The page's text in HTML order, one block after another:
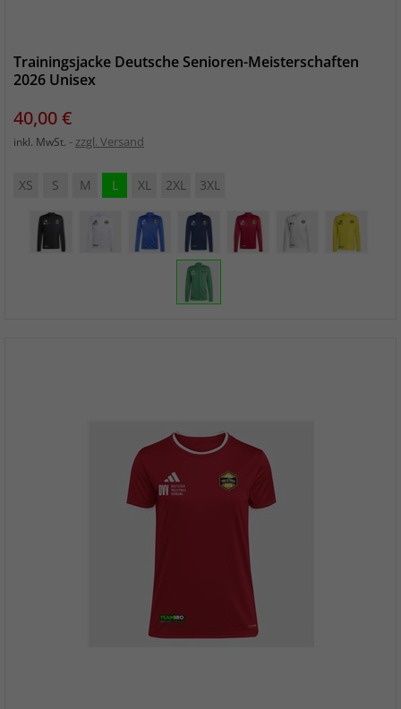
Trainingsjacke Deutsche Senioren-Meisterschaften
2026 Unisex
Preis
40,00 €
inkl. MwSt. zzgl. Versand
XS S M L XL 2XL 3XL